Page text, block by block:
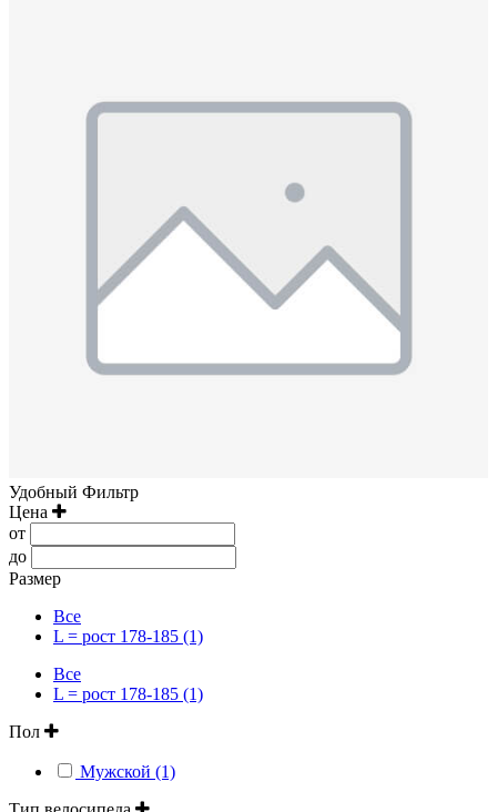
Удобный Фильтр
Цена
от
до
Размер
Все
L = рост 178-185 (1)
Все
L = рост 178-185 (1)
Пол
Мужской (1)